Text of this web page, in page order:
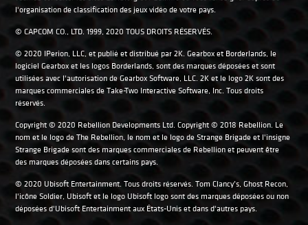
l'organisation de classification des jeux vidéo de votre pays.
© CAPCOM CO., LTD. 1999, 2020 TOUS DROITS RÉSERVÉS.
© 2020 IPerion, LLC, et publié et distribué par 2K. Gearbox et Borderlands, le
logiciel Gearbox et les logos Borderlands, sont des marques déposées et sont
utilisées avec l'autorisation de Gearbox Software, LLC. 2K et le logo 2K sont des
marques commerciales de Take-Two Interactive Software, Inc. Tous droits
réservés.
Copyright © 2020 Rebellion Developments Ltd. Copyright © 2018 Rebellion. Le
nom et le logo de The Rebellion, le nom et le logo de Strange Brigade et l'insigne
Strange Brigade sont des marques commerciales de Rebellion et peuvent être
des marques déposées dans certains pays.
© 2020 Ubisoft Entertainment. Tous droits réservés. Tom Clancy’s, Ghost Recon,
l'icône Soldier, Ubisoft et le logo Ubisoft logo sont des marques déposées ou non
déposées d'Ubisoft Entertainment aux États-Unis et dans d'autres pays.